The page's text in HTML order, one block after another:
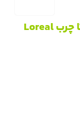
آبرسان لورال پوست نرمال تا چرب Loreal